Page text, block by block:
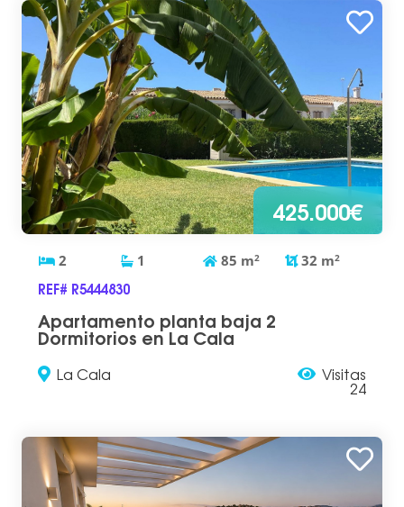
425.000€
2 1 85 m2 32 m2
REF# R5444830
Apartamento planta baja 2
Dormitorios en La Cala
La Cala Visitas
24